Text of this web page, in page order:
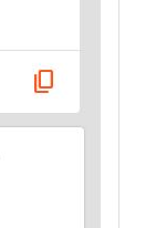
content_copy